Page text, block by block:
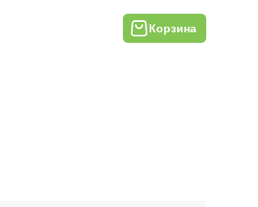
Корзина